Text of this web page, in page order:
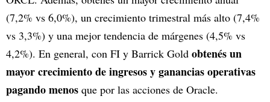
(7,2% vs 6,0%), un crecimiento trimestral más alto (7,4%
vs 3,3%) y una mejor tendencia de márgenes (4,5% vs
4,2%). En general, con FI y Barrick Gold obtenés un
mayor crecimiento de ingresos y ganancias operativas
pagando menos que por las acciones de Oracle.